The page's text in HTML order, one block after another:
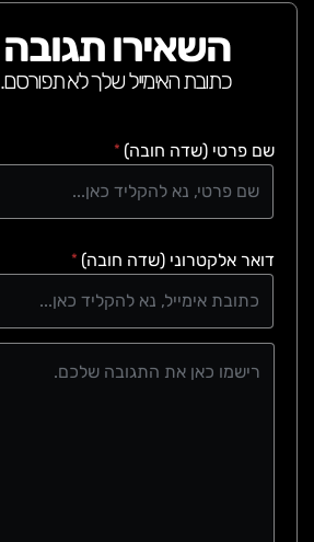
השאירו תגובה
כתובת האימייל שלך לא תפורסם.
שם פרטי (שדה חובה) *
דואר אלקטרוני (שדה חובה) *